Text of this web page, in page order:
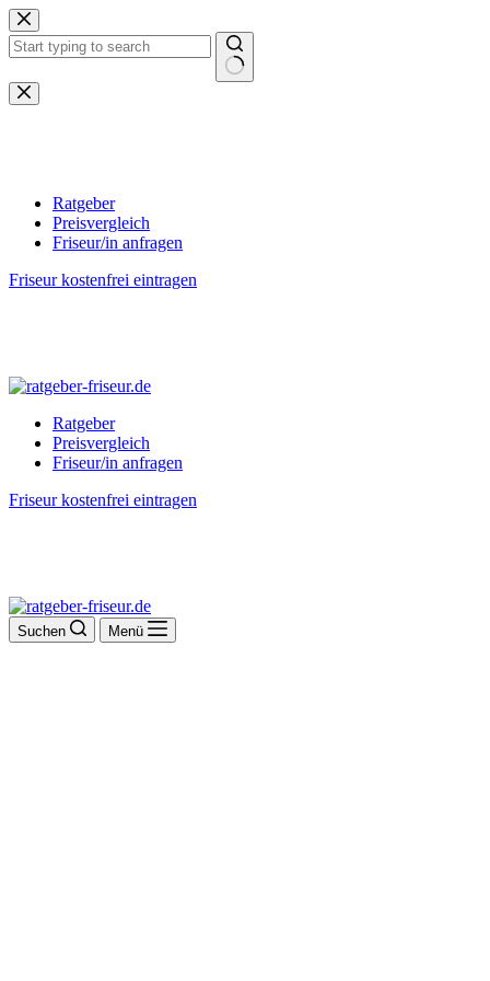
Zum
Inhalt
springen
Keine
Ergebnisse
Ratgeber
Preisvergleich
Friseur/in anfragen
Friseur kostenfrei eintragen
Ratgeber
Preisvergleich
Friseur/in anfragen
Friseur kostenfrei eintragen
Suchen Menü